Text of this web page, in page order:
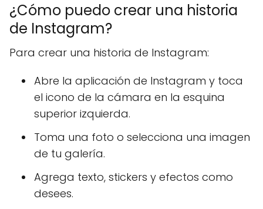
¿Cómo puedo crear una historia
de Instagram?
Para crear una historia de Instagram:
Abre la aplicación de Instagram y toca
el icono de la cámara en la esquina
superior izquierda.
Toma una foto o selecciona una imagen
de tu galería.
Agrega texto, stickers y efectos como
desees.